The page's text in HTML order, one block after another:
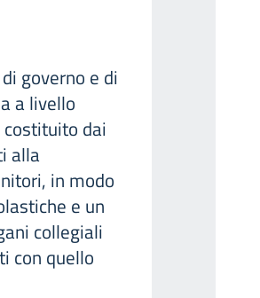
governo e di
a livello
dai
alla
in modo
e un
collegiali
con quello